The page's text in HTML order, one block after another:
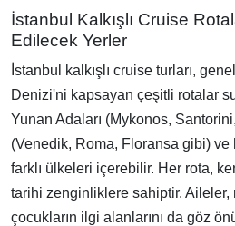
İstanbul Kalkışlı Cruise
Edilecek Yerler
İstanbul kalkışlı cruise turları,
Denizi'ni kapsayan çeşitli rotalar
Yunan Adaları (Mykonos,
(Venedik, Roma, Floransa gibi) ve
farklı ülkeleri içerebilir. Her rota,
tarihi zenginliklere sahiptir. Aileler,
çocukların ilgi alanlarını da göz